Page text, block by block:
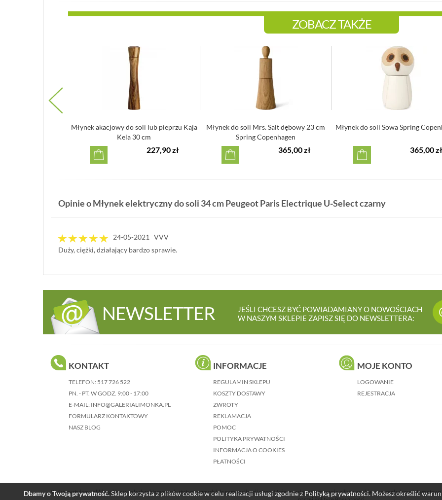
Dbamy o Twoją prywatność.Sklep korzysta z plików cookie w celu realizacji usługi zgodnie z Polityką prywatności. Możesz określić
ZOBACZ TAKŻE
Młynek akacjowy do soli lub pieprzu Kaja
Kela 30 cm
227,90 zł
Młynek do soli Mrs. Salt dębowy 23 cm
Spring Copenhagen
365,00 zł
Młynek do soli Sowa Spring
365,00 zł
Opinie o Młynek elektryczny do soli 34 cm Peugeot Paris Electrique U-Select czarny
24-05-2021 VVV
Duży, ciężki, działający bardzo sprawie.
NEWSLETTER
JEŚLI CHCESZ BYĆ POWIADAMIANY O NOWOŚCIACH
W NASZYM SKLEPIE ZAPISZ SIĘ DO NEWSLETTERA:
KONTAKT
TELEFON: 517 726 522
PN. - PT. W GODZ. 9:00 - 17:00
E-MAIL: INFO@GALERIALIMONKA.PL
FORMULARZ KONTAKTOWY
NASZ BLOG
INFORMACJE
REGULAMIN SKLEPU
KOSZTY DOSTAWY
ZWROTY
REKLAMACJA
POMOC
POLITYKA PRYWATNOŚCI
INFORMACJA O COOKIES
PŁATNOŚCI
MOJE KONTO
LOGOWANIE
REJESTRACJA
Wykorzystujemy pliki cookies w celach reklamowych, statystycznych i do personalizacji stron. Możesz wyłączyć używanie plików cookies w przeglądarce